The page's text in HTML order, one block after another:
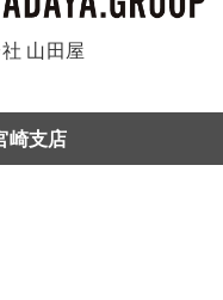
山田屋
崎支店